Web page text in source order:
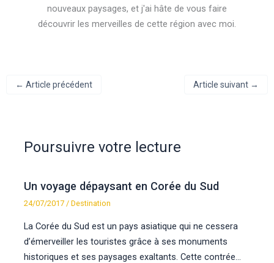
nouveaux paysages, et j'ai hâte de vous faire
découvrir les merveilles de cette région avec moi.
← Article précédent Article suivant →
Poursuivre votre lecture
Un voyage dépaysant en Corée du Sud
24/07/2017/Destination
La Corée du Sud est un pays asiatique qui ne cessera
d’émerveiller les touristes grâce à ses monuments
historiques et ses paysages exaltants. Cette contrée…